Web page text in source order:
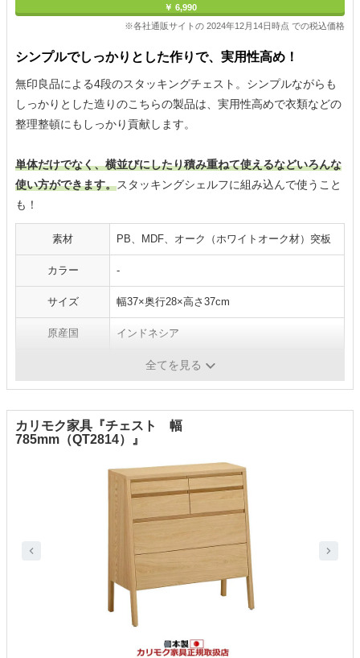
￥ 6,990
※各社通販サイトの 2024年12月14日時点 での税込価格
シンプルでしっかりとした作りで、実用性高め！
無印良品による4段のスタッキングチェスト。シンプルながらも
しっかりとした造りのこちらの製品は、実用性高めで衣類などの
整理整頓にもしっかり貢献します。
単体だけでなく、横並びにしたり積み重ねて使えるなどいろんな
使い方ができます。スタッキングシェルフに組み込んで使うこと
も！
素材 PB、MDF、オーク（ホワイトオーク材）突板
カラー -
サイズ 幅37×奥行28×高さ37cm
原産国 インドネシア
全てを見る
カリモク家具『チェスト 幅
785mm（QT2814）』